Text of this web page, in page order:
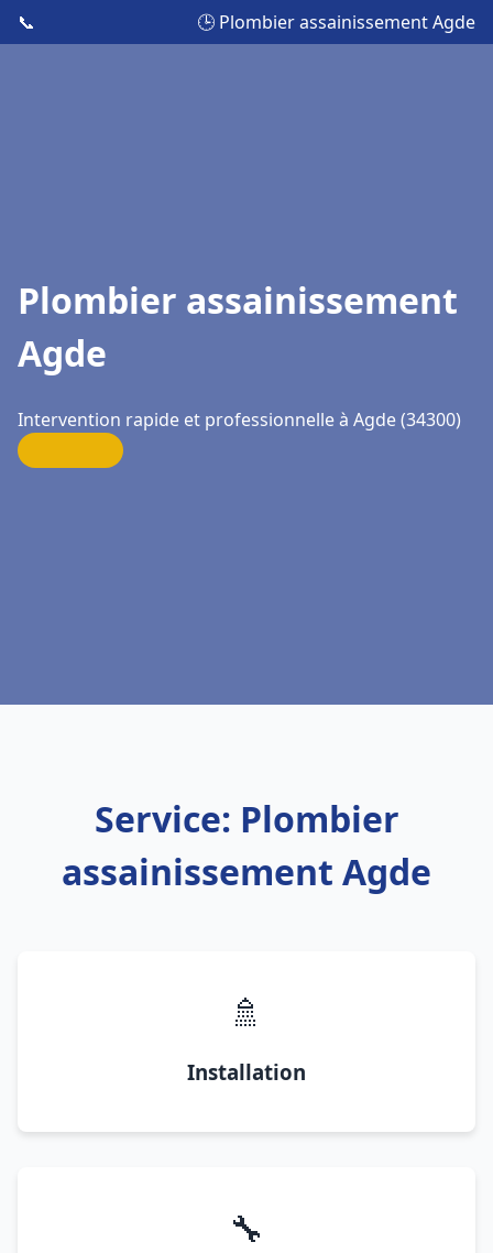
📞 🕒 Plombier assainissement Agde
Plombier assainissement
Agde
Intervention rapide et professionnelle à Agde (34300)
Service: Plombier
assainissement Agde
🚿
Installation
🔧